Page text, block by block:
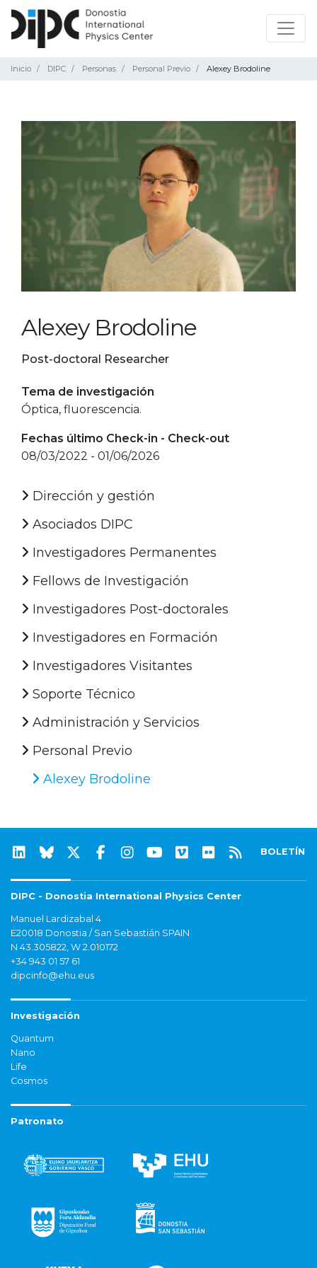
Inicio DIPC Personas Personal Previo Alexey Brodoline
Alexey Brodoline
Post-doctoral Researcher
Tema de investigación
Óptica, fluorescencia.
Fechas último Check-in - Check-out
08/03/2022 - 01/06/2026
Dirección y gestión
Asociados DIPC
Investigadores Permanentes
Fellows de Investigación
Investigadores Post-doctorales
Investigadores en Formación
Investigadores Visitantes
Soporte Técnico
Administración y Servicios
Personal Previo
Alexey Brodoline
BOLETÍN
DIPC - Donostia International Physics Center
Manuel Lardizabal 4
E20018 Donostia / San Sebastián SPAIN
N 43.305822, W 2.010172
+34 943 01 57 61
dipcinfo@ehu.eus
Investigación
Quantum
Nano
Life
Cosmos
Patronato